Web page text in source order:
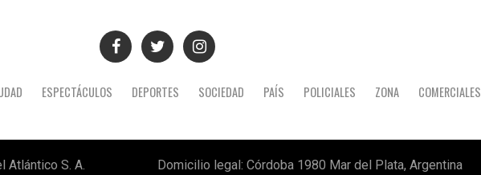
ESPECTÁCULOS DEPORTES SOCIEDAD PAÍS POLICIALES ZONA COMERCIALES
Atlántico S. A.
Domicilio legal: Córdoba 1980 Mar del Plata, Argentina